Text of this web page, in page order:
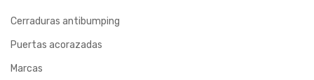
Cerraduras antibumping
Puertas acorazadas
Marcas